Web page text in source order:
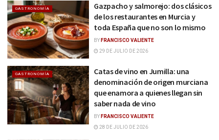
GASTRONOMÍA
Gazpacho y salmorejo: dos clásicos
de los restaurantes en Murcia y
toda España que no son lo mismo
BY FRANCISCO VALIENTE
29 DE JULIO DE 2026
GASTRONOMÍA
Catas de vino en Jumilla: una
denominación de origen murciana
que enamora a quienes llegan sin
saber nada de vino
BY FRANCISCO VALIENTE
28 DE JULIO DE 2026